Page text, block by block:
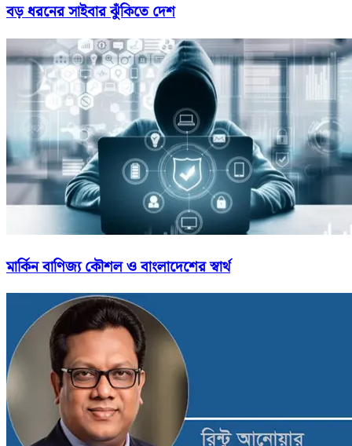
বড় ধরনের সাইবার ঝুঁকিতে দেশ
মার্কিন বাণিজ্য কৌশল ও বাংলাদেশের স্বার্থ